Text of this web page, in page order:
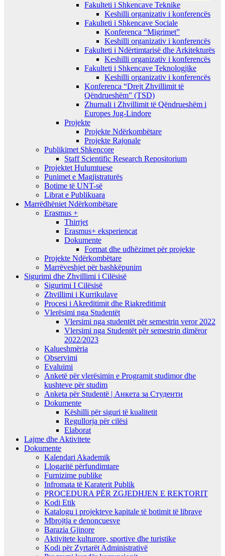
Fakulteti i Shkencave Teknike
Keshilli organizativ i konferencës
Fakulteti i Shkencave Sociale
Konferenca “Migrimet”
Keshilli organizativ i konferencës
Fakulteti i Ndërtimtarisë dhe Arkitekturës
Keshilli organizativ i konferencës
Fakulteti i Shkencave Teknologjike
Keshilli organizativ i konferencës
Konferenca “Drejt Zhvillimit të
Qëndrueshëm” (TSD)
Zhurnali i Zhvillimit të Qëndrueshëm i
Europes Jug-Lindore
Projekte
Projekte Ndërkombëtare
Projekte Rajonale
Publikimet Shkencore
Staff Scientific Research Repositorium
Projektet Hulumtuese
Punimet e Magjistraturës
Botime të UNT-së
Librat e Publikuara
Marrëdhëniet Ndërkombëtare
Erasmus +
Thirrjet
Erasmus+ eksperiencat
Dokumente
Format dhe udhëzimet për projekte
Projekte Ndërkombëtare
Marrëveshjet për bashkëpunim
Sigurimi dhe Zhvillimi i Cilësisë
Sigurimi I Cilësisë
Zhvillimi i Kurrikulave
Procesi i Akreditimit dhe Riakreditimit
Vlerësimi nga Studentët
Vlersimi nga studentët për semestrin veror 2022
Vlersimi nga Studentët për semestrin dimëror
2022/2023
Kalueshmëria
Observimi
Evaluimi
Anketë për vlerësimin e Programit studimor dhe
kushteve për studim
Anketa për Studentë | Анкета за Студенти
Dokumente
Këshilli për siguri të kualitetit
Regullorja për cilësi
Elaborat
Lajme dhe Aktivitete
Dokumente
Kalendari Akademik
Llogaritë përfundimtare
Furnizime publike
Infromata të Karaterit Publik
PROCEDURA PËR ZGJEDHJEN E REKTORIT
Kodi Etik
Katalogu i projekteve kapitale të botimit të librave
Mbrojtja e denoncuesve
Barazia Gjinore
Aktivitete kulturore, sportive dhe turistike
Kodi për Zyrtarët Administrativë